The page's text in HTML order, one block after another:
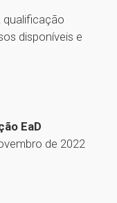
qualificação
disponíveis e
EaD
de 2022